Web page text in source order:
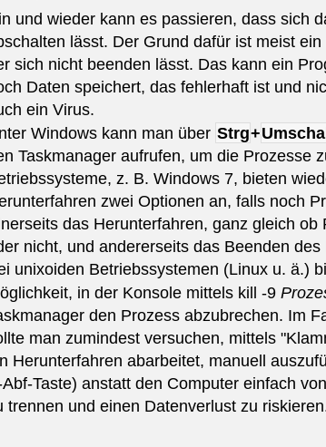
und wieder kann es passieren, dass sich
lässt. Der Grund dafür ist meist
sich nicht beenden lässt. Das kann ein
Daten speichert, das fehlerhaft ist und
ein Virus.
Windows kann man über Strg+
Taskmanager aufrufen, um die Prozesse
z. B. Windows 7, bieten
zwei Optionen an, falls noch
das Herunterfahren, ganz gleich ob
nicht, und andererseits das Beenden
unixoiden Betriebssystemen (Linux u. ä.)
in der Konsole mittels kill -9
den Prozess abzubrechen. Im
man zumindest versuchen, mittels
Herunterfahren abarbeitet, manuell
Abf-Taste) anstatt den Computer einfach
trennen und einen Datenverlust zu